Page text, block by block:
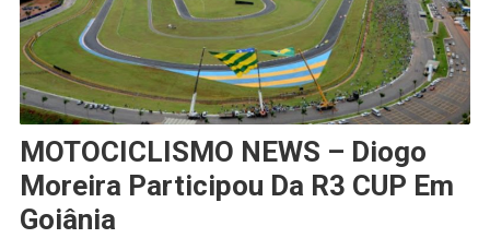
MOTOCICLISMO NEWS – Diogo
Moreira Participou Da R3 CUP Em
Goiânia